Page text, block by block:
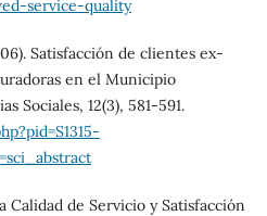
service-quality
Satisfacción de clientes ex-
en el Municipio
Sociales, 12(3), 581-591.
Calidad de Servicio y Satisfacción